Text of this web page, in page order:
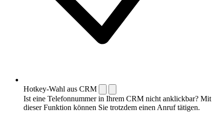
Hotkey-Wahl aus CRM
Ist eine Telefonnummer in Ihrem CRM nicht anklickbar? Mit
dieser Funktion können Sie trotzdem einen Anruf tätigen.